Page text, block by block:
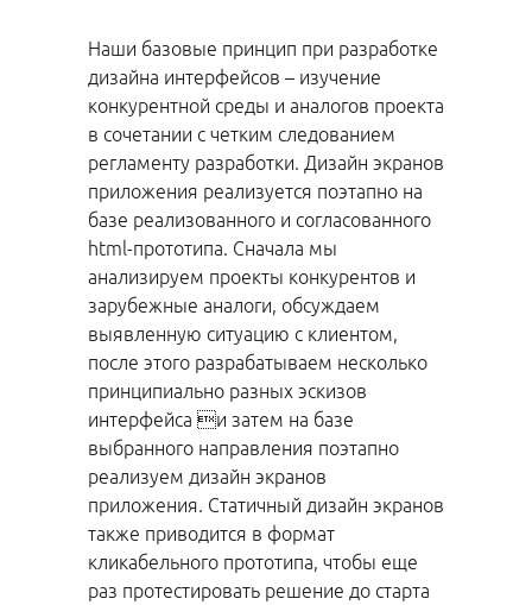
Наши базовые принцип при разработке
дизайна интерфейсов – изучение
конкурентной среды и аналогов проекта
в сочетании с четким следованием
регламенту разработки. Дизайн экранов
приложения реализуется поэтапно на
базе реализованного и согласованного
html-прототипа. Сначала мы
анализируем проекты конкурентов и
зарубежные аналоги, обсуждаем
выявленную ситуацию с клиентом,
после этого разрабатываем несколько
принципиально разных эскизов
интерфейса и затем на базе
выбранного направления поэтапно
реализуем дизайн экранов
приложения. Статичный дизайн экранов
также приводится в формат
кликабельного прототипа, чтобы еще
раз протестировать решение до старта